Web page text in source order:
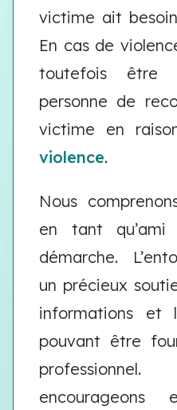
victime ait
En cas de
toutefois être
personne de
victime en
violence.
Nous
en tant
démarche.
un précieux
informations et
pouvant être